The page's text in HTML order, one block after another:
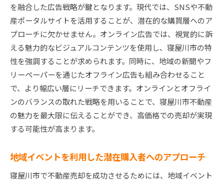
を融合した広告戦略が鍵となります。現代では、SNSや不動
産ポータルサイトを活用することが、潜在的な購買層へのア
プローチに欠かせません。オンライン広告では、視覚的に訴
える魅力的なビジュアルコンテンツを使用し、寝屋川市の特
性を強調することが求められます。同時に、地域の新聞やフ
リーペーパーを通じたオフライン広告も組み合わせること
で、より幅広い層にリーチできます。オンラインとオフライ
ンのバランスの取れた戦略を用いることで、寝屋川市不動産
の魅力を最大限に伝えることができ、高価格での売却が実現
する可能性が高まります。
地域イベントを利用した潜在購入者へのアプローチ
寝屋川市で不動産売却を成功させるためには、地域イベント